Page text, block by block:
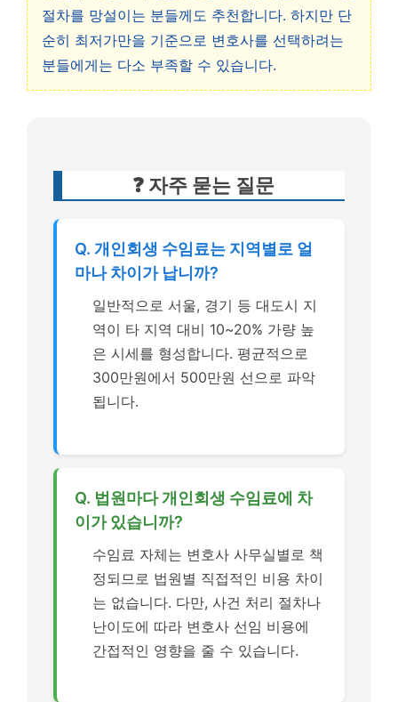
절차를 망설이는 분들께도 추천합니다. 하지만 단
순히 최저가만을 기준으로 변호사를 선택하려는
분들에게는 다소 부족할 수 있습니다.
❓ 자주 묻는 질문
Q. 개인회생 수임료는 지역별로 얼
마나 차이가 납니까?
일반적으로 서울, 경기 등 대도시 지
역이 타 지역 대비 10~20% 가량 높
은 시세를 형성합니다. 평균적으로
300만원에서 500만원 선으로 파악
됩니다.
Q. 법원마다 개인회생 수임료에 차
이가 있습니까?
수임료 자체는 변호사 사무실별로 책
정되므로 법원별 직접적인 비용 차이
는 없습니다. 다만, 사건 처리 절차나
난이도에 따라 변호사 선임 비용에
간접적인 영향을 줄 수 있습니다.